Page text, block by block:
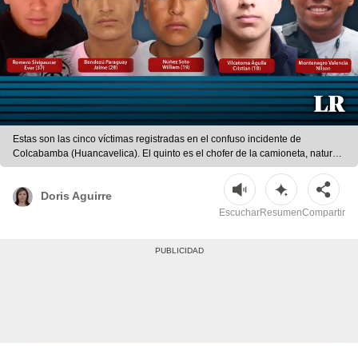
Estas son las cinco víctimas registradas en el confuso incidente de
Colcabamba (Huancavelica). El quinto es el chofer de la camioneta, natural
de Cali, Colombia. Foto: composición LR
Doris Aguirre
EscucharResumenCompartir